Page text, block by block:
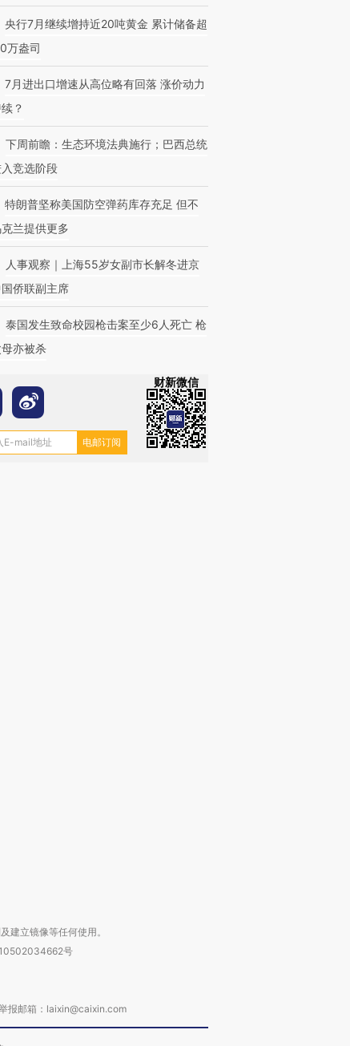
私7万
届链博
央行7月继续增持近20吨黄金 累计储备超
万盎司
7月进出口增速从高位略有回落 涨价动力
？
下周前瞻：生态环境法典施行；巴西总统
竞选阶段
特朗普坚称美国防空弹药库存充足 但不
兰提供更多
人事观察｜上海55岁女副市长解冬进京
侨联副主席
泰国发生致命校园枪击案至少6人死亡 枪
亦被杀
财新微信
建立镜像等任何使用。
号
报邮箱：laixin@caixin.com